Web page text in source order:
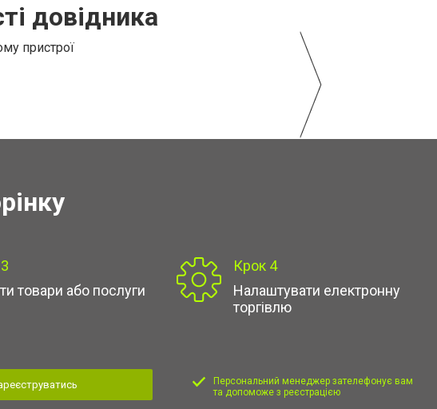
довідника
пристрої
товари або послуги
Крок 4
Налаштувати електронну
торгівлю
Персональний менеджер зателефонує вам
та допоможе з реєстрацією